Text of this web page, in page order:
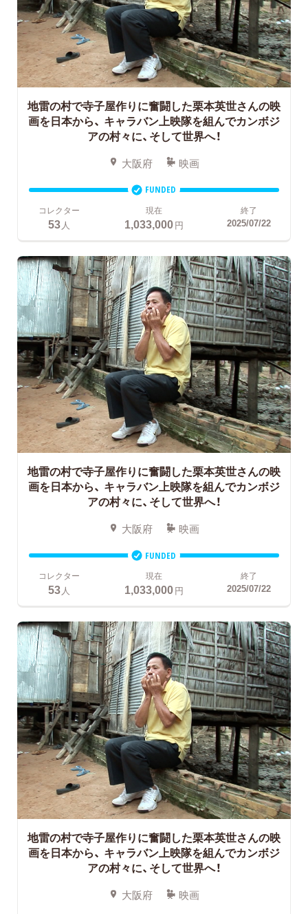
地雷の村で寺子屋作りに奮闘した栗本英世さんの映
画を日本から、 キャラバン上映隊を組んでカンボジ
アの村々に、そして世界へ！
大阪府 映画
FUNDED
コレクター
53 人
現在
1,033,000円
終了
2025/07/22
地雷の村で寺子屋作りに奮闘した栗本英世さんの映
画を日本から、 キャラバン上映隊を組んでカンボジ
アの村々に、そして世界へ！
大阪府 映画
FUNDED
コレクター
53人
現在
1,033,000円
終了
2025/07/22
地雷の村で寺子屋作りに奮闘した栗本英世さんの映
画を日本から、 キャラバン上映隊を組んでカンボジ
アの村々に、そして世界へ！
大阪府 映画